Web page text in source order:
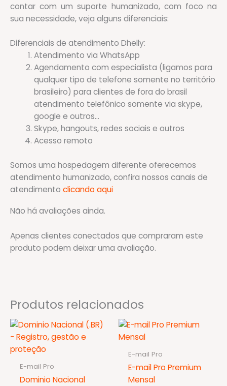
contar com um suporte humanizado, com foco na
sua necessidade, veja alguns diferenciais:
Diferenciais de atendimento Dhelly:
Atendimento via WhatsApp
Agendamento com especialista (ligamos para
qualquer tipo de telefone somente no território
brasileiro) para clientes de fora do brasil
atendimento telefônico somente via skype,
google e outros…
Skype, hangouts, redes sociais e outros
Acesso remoto
Somos uma hospedagem diferente oferecemos
atendimento humanizado, confira nossos canais de
atendimento clicando aqui
Não há avaliações ainda.
Apenas clientes conectados que compraram este
produto podem deixar uma avaliação.
Produtos relacionados
E-mail Pro
Dominio Nacional
E-mail Pro
E-mail Pro Premium
Mensal